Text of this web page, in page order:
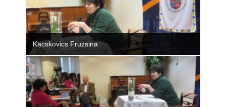
Rólunk
Kapcsolat
Kacskovics Fruzsina